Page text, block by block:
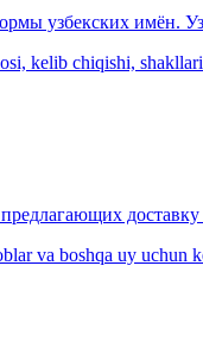
узбекских имён.
kelib chiqishi,
va boshqa uy uchun